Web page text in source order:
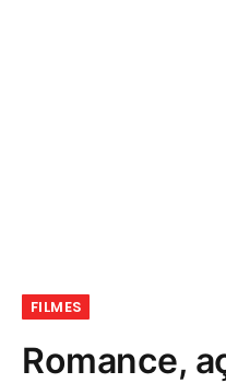
FILMES
Romance,